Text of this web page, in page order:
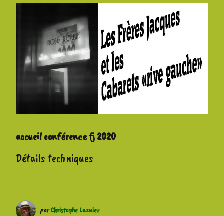
accueil conférence fj 2020
Détails techniques
parChristophe Lasnier